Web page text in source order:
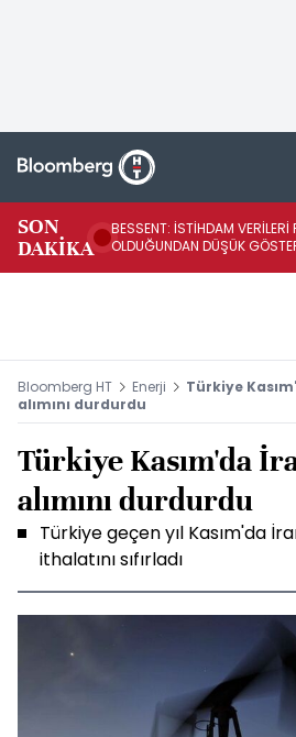
SON
DAKİKA
BESSENT: İSTİHDAM
OLDUĞUNDAN DÜŞÜK
Bloomberg HT Enerji
Türkiye
alımını durdurdu
Türkiye Kasım'da
alımını durdurdu
Türkiye geçen yıl Kasım'da
ithalatını sıfırladı